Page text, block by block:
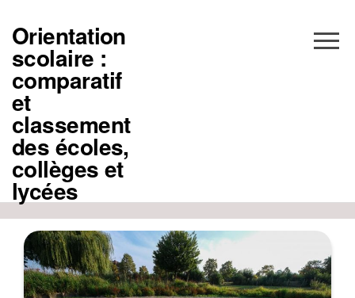
contenu
Orientation
scolaire :
comparatif
et
classement
des écoles,
collèges et
lycées